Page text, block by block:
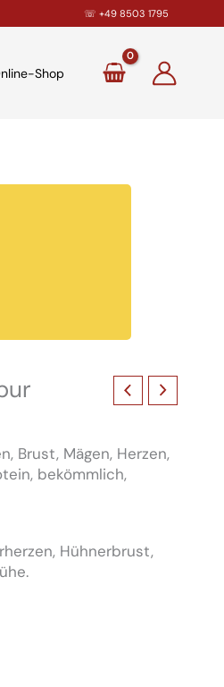
☏ +49 8503 1795
Shop
Brust, Mägen, Herzen,
bekömmlich,
Hühnerbrust,